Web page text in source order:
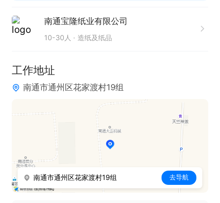
6、两步，轻松找工作：1、先点击投简历；2、再打
电话。联系时请说在【通才人才网】上看到的！
南通宝隆纸业有限公司
10-30人 造纸及纸品
工作地址
南通市通州区花家渡村19组
南通市通州区花家渡村19组 去导航